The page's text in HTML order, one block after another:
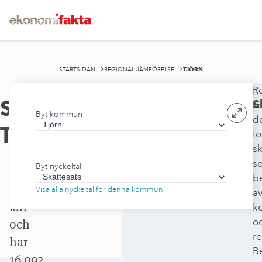
STARTSIDAN REGIONAL JÄMFÖRELSE TJÖRN
Skattesats
Tjörn
kommun
ligger
Västra
Götalands
län
och
har
16 092
Byt kommun
Byt nyckeltal
Visa alla nyckeltal för denna kommun
av